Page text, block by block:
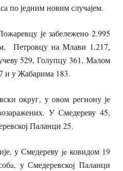
по једним новим случајем.
је забележено 2.995
Петровцу на Млави 1.217,
529, Голупцу 361, Малом
и у Жабарима 183.
округ, у овом региону је
У Смедереву 45,
Паланци 25.
у Смедереву je ковидом 19
у Смедеревској Паланци